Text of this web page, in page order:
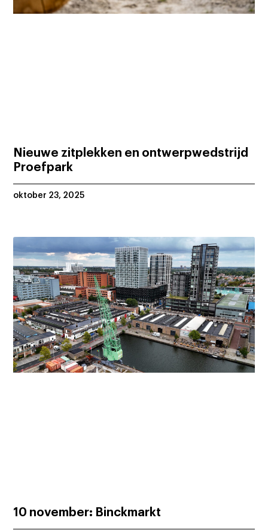
Nieuwe zitplekken en ontwerpwedstrijd
Proefpark
oktober 23, 2025
10 november: Binckmarkt